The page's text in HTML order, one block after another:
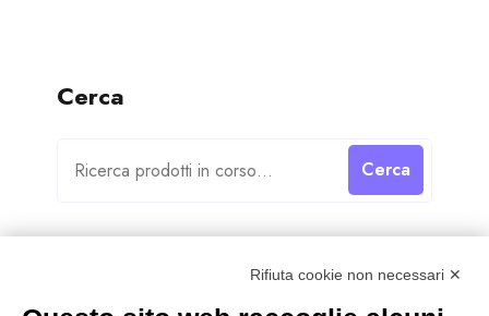
Cerca
Cerca
Rifiuta cookie non necessari ✕